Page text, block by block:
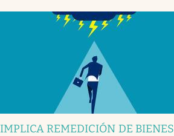
IMPLICA REMEDICIÓN DE BIENES